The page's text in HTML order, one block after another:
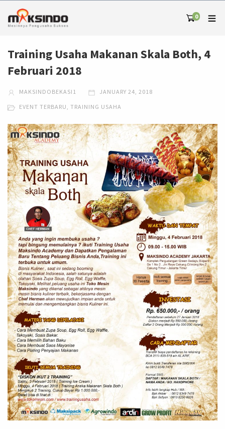
0
Training Usaha Makanan Skala Both, 4
Februari 2018
MAKSINDOBEKASI1 JANUARY 24, 2018
EVENT TERBARU, TRAINING USAHA